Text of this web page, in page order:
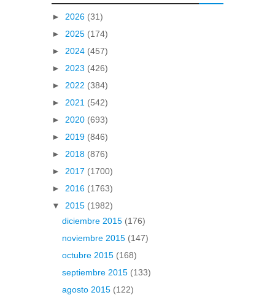
► 2026 (31)
► 2025 (174)
► 2024 (457)
► 2023 (426)
► 2022 (384)
► 2021 (542)
► 2020 (693)
► 2019 (846)
► 2018 (876)
► 2017 (1700)
► 2016 (1763)
▼ 2015 (1982)
diciembre 2015 (176)
noviembre 2015 (147)
octubre 2015 (168)
septiembre 2015 (133)
agosto 2015 (122)